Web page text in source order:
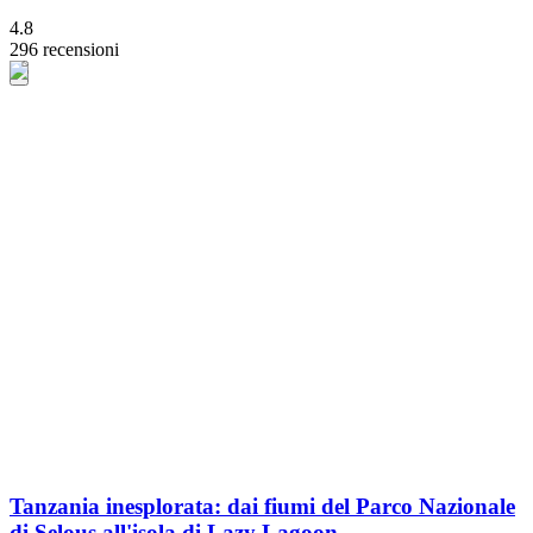
4.8
296 recensioni
Tanzania inesplorata: dai fiumi del Parco Nazionale